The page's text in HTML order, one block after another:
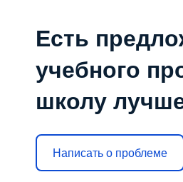
Есть
учебного
школу
Написать о проблеме